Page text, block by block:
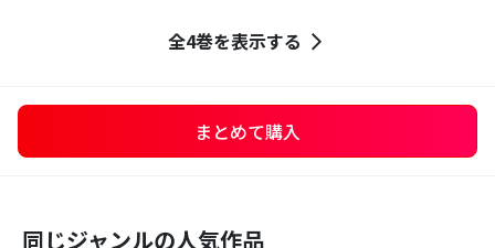
全4巻を表示する
まとめて購入
同じジャンルの人気作品